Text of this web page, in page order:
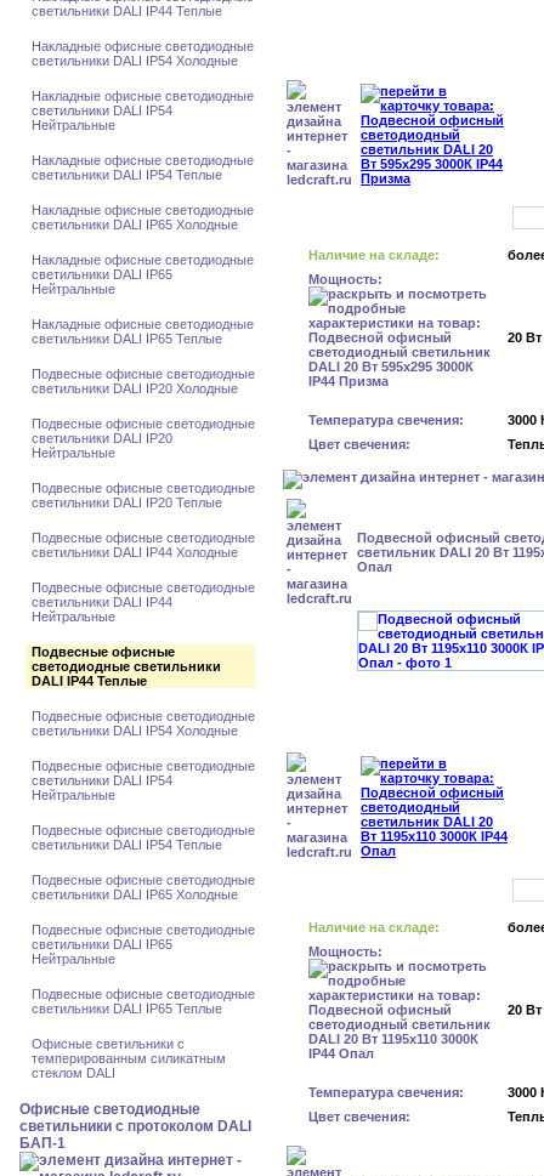
светильники DALI IP44 Теплые
Накладные офисные светодиодные
светильники DALI IP54 Холодные
Накладные офисные светодиодные
светильники DALI IP54
Нейтральные
Накладные офисные светодиодные
светильники DALI IP54 Теплые
Накладные офисные светодиодные
светильники DALI IP65 Холодные
Накладные офисные светодиодные
светильники DALI IP65
Нейтральные
Накладные офисные светодиодные
светильники DALI IP65 Теплые
Подвесные офисные светодиодные
светильники DALI IP20 Холодные
Подвесные офисные светодиодные
светильники DALI IP20
Нейтральные
Подвесные офисные светодиодные
светильники DALI IP20 Теплые
Подвесные офисные светодиодные
светильники DALI IP44 Холодные
Подвесные офисные светодиодные
светильники DALI IP44
Нейтральные
Подвесные офисные
светодиодные светильники
DALI IP44 Теплые
Подвесные офисные светодиодные
светильники DALI IP54 Холодные
Подвесные офисные светодиодные
светильники DALI IP54
Нейтральные
Подвесные офисные светодиодные
светильники DALI IP54 Теплые
Подвесные офисные светодиодные
светильники DALI IP65 Холодные
Подвесные офисные светодиодные
светильники DALI IP65
Нейтральные
Подвесные офисные светодиодные
светильники DALI IP65 Теплые
Офисные светильники с
темперированным силикатным
стеклом DALI
Офисные светодиодные
светильники с протоколом DALI
БАП-1
Наличие на складе:
Мощность:
20 Вт
Температура свечения:
3000
Цвет свечения:
Подвесной офисный
светильник DALI 20 Вт
Опал
Наличие на складе:
Мощность:
20 Вт
Температура свечения:
3000
Цвет свечения: